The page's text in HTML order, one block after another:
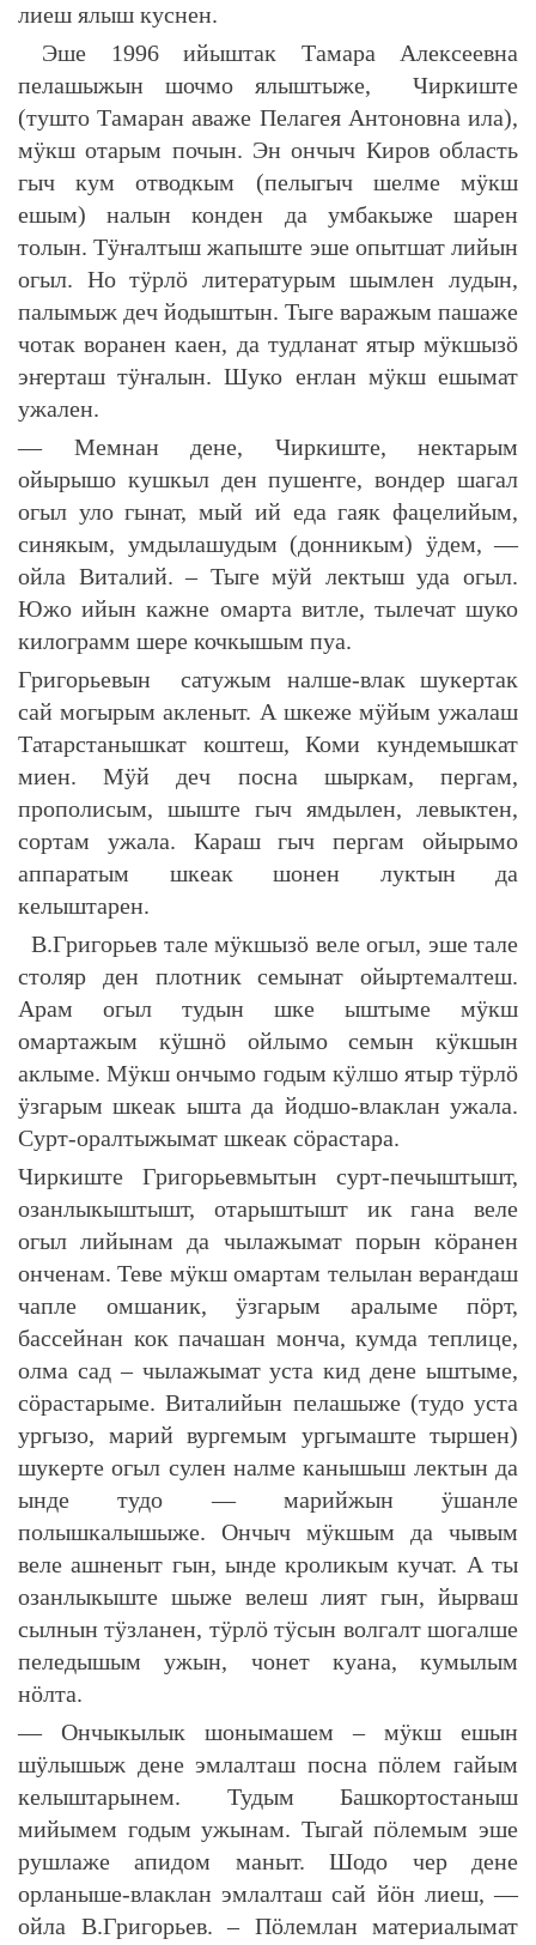
лиеш ялыш куснен.
Эше 1996 ийыштак Тамара Алексеевна
пелашыжын шочмо ялыштыже, Чиркиште
(тушто Тамаран аваже Пелагея Антоновна ила),
мӱкш отарым почын. Эн ончыч Киров область
гыч кум отводкым (пелыгыч шелме мӱкш
ешым) налын конден да умбакыже шарен
толын. Тӱҥалтыш жапыште эше опытшат лийын
огыл. Но тӱрлӧ литературым шымлен лудын,
палымыж деч йодыштын. Тыге варажым пашаже
чотак воранен каен, да тудланат ятыр мӱкшызӧ
эҥерташ тӱҥалын. Шуко еҥлан мӱкш ешымат
ужален.
— Мемнан дене, Чиркиште, нектарым
ойырышо кушкыл ден пушеҥге, вондер шагал
огыл уло гынат, мый ий еда гаяк фацелийым,
синякым, умдылашудым (донникым) ӱдем, —
ойла Виталий. – Тыге мӱй лектыш уда огыл.
Южо ийын кажне омарта витле, тылечат шуко
килограмм шере кочкышым пуа.
Григорьевын сатужым налше-влак шукертак
сай могырым акленыт. А шкеже мӱйым ужалаш
Татарстанышкат коштеш, Коми кундемышкат
миен. Мӱй деч посна шыркам, пергам,
прополисым, шыште гыч ямдылен, левыктен,
сортам ужала. Караш гыч пергам ойырымо
аппаратым шкеак шонен луктын да
келыштарен.
В.Григорьев тале мӱкшызӧ веле огыл, эше тале
столяр ден плотник семынат ойыртемалтеш.
Арам огыл тудын шке ыштыме мӱкш
омартажым кӱшнӧ ойлымо семын кӱкшын
аклыме. Мӱкш ончымо годым кӱлшо ятыр тӱрлӧ
ӱзгарым шкеак ышта да йодшо-влаклан ужала.
Сурт-оралтыжымат шкеак сӧрастара.
Чиркиште Григорьевмытын сурт-печыштышт,
озанлыкыштышт, отарыштышт ик гана веле
огыл лийынам да чылажымат порын кӧранен
онченам. Теве мӱкш омартам телылан вераҥдаш
чапле омшаник, ӱзгарым аралыме пӧрт,
бассейнан кок пачашан монча, кумда теплице,
олма сад – чылажымат уста кид дене ыштыме,
сӧрастарыме. Виталийын пелашыже (тудо уста
ургызо, марий вургемым ургымаште тыршен)
шукерте огыл сулен налме канышыш лектын да
ынде тудо — марийжын ӱшанле
полышкалышыже. Ончыч мӱкшым да чывым
веле ашненыт гын, ынде кроликым кучат. А ты
озанлыкыште шыже велеш лият гын, йырваш
сылнын тӱзланен, тӱрлӧ тӱсын волгалт шогалше
пеледышым ужын, чонет куана, кумылым
нӧлта.
— Ончыкылык шонымашем – мӱкш ешын
шӱлышыж дене эмлалташ посна пӧлем гайым
келыштарынем. Тудым Башкортостаныш
мийымем годым ужынам. Тыгай пӧлемым эше
рушлаже апидом маныт. Шодо чер дене
орланыше-влаклан эмлалташ сай йӧн лиеш, —
ойла В.Григорьев. – Пӧлемлан материалымат